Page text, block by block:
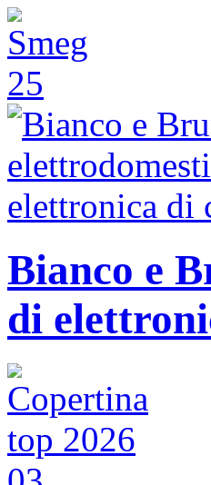
Bianco e
di